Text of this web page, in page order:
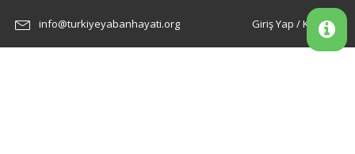
info@turkiyeyabanhayati.org Giriş Yap / Kayıt Ol